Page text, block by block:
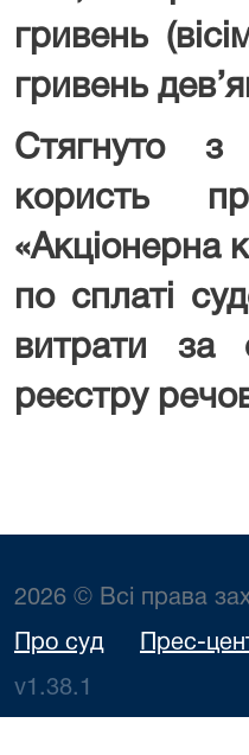
гривень
гривень
Стягнуто з
користь
«Акціонерна
по сплаті
витрати за
реєстру
2026 © Всі права
Про суд Прес-
v1.38.1